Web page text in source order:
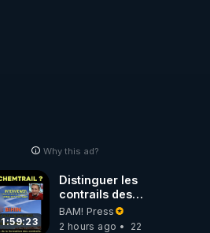
Why this ad?
1:59:23
Distinguer les
contrails des
chemtrails par
Bernadette Bihin
BAM! Press
2 hours ago
22